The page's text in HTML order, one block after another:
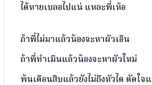
ได้หายเบลอไปแน่ แหละพี่เห้อ
ถ้าพี่ไม่มาแล้วน้องจะหาผัวเอิน
ถ้าพี่ทำเมินแล้วน้องจะหาผัวใหม่
พ้นเดือนสิบแล้วยังไม่ถึงหัวได ตัดใจ